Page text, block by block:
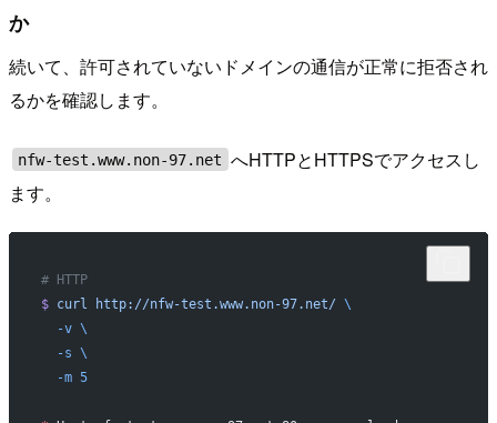
か
続いて、許可されていないドメインの通信が正常に拒否され
るかを確認します。
nfw-test.www.non-97.net へHTTPとHTTPSでアクセスし
ます。
# HTTP
$ curl http://nfw-test.www.non-97.net/ \
  -v
\
  -s
\
  -m
5